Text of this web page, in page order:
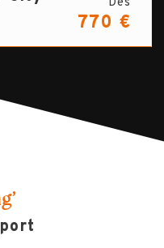
770 €